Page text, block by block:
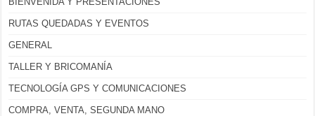
RUTAS QUEDADAS Y EVENTOS
GENERAL
TALLER Y BRICOMANÍA
TECNOLOGÍA GPS Y COMUNICACIONES
COMPRA, VENTA, SEGUNDA MANO